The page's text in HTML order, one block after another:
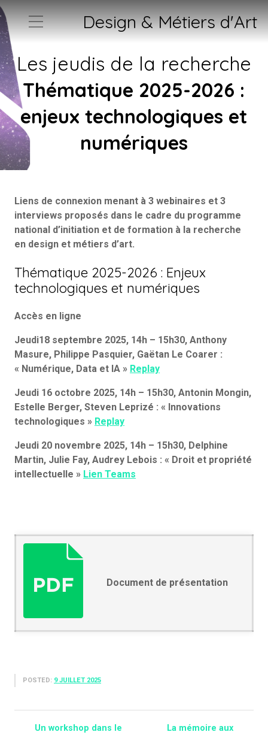
Design & Métiers d'Art
Les jeudis de la recherche
Thématique 2025-2026 :
enjeux technologiques et
numériques
Liens de connexion menant à 3 webinaires et 3
interviews proposés dans le cadre du programme
national d’initiation et de formation à la recherche
en design et métiers d’art.
Thématique 2025-2026 : Enjeux
technologiques et numériques
Accès en ligne
Jeudi18 septembre 2025, 14h – 15h30, Anthony
Masure, Philippe Pasquier, Gaëtan Le Coarer :
« Numérique, Data et IA » Replay
Jeudi 16 octobre 2025, 14h – 15h30, Antonin Mongin,
Estelle Berger, Steven Leprizé : « Innovations
technologiques » Replay
Jeudi 20 novembre 2025, 14h – 15h30, Delphine
Martin, Julie Fay, Audrey Lebois : « Droit et propriété
intellectuelle » Lien Teams
Document de présentation
POSTED: 9 JUILLET 2025
Un workshop dans le
La mémoire aux